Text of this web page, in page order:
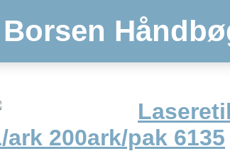
Borsen
ark 200ark/pak 6135